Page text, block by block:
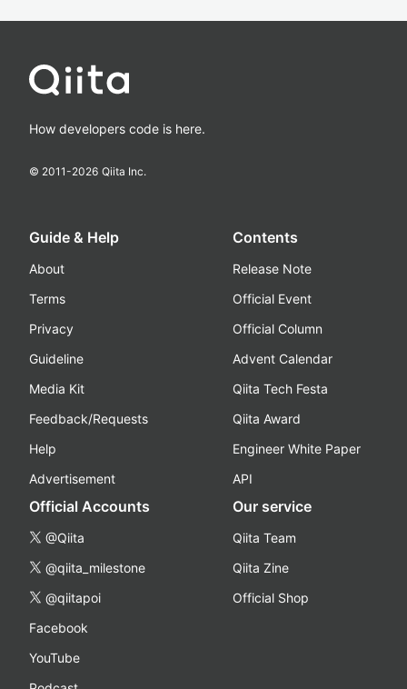
How developers code is here.
© 2011-2026 Qiita Inc.
Guide & Help
About
Terms
Privacy
Guideline
Media Kit
Feedback/Requests
Help
Advertisement
Contents
Release Note
Official Event
Official Column
Advent Calendar
Qiita Tech Festa
Qiita Award
Engineer White Paper
API
Official Accounts
@Qiita
@qiita_milestone
@qiitapoi
Facebook
YouTube
Our service
Qiita Team
Qiita Zine
Official Shop